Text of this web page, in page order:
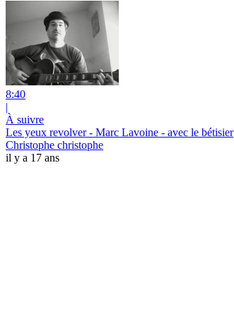
8:40
|
À suivre
Les yeux revolver - Marc Lavoine - avec le bétisier
Christophe christophe
il y a 17 ans